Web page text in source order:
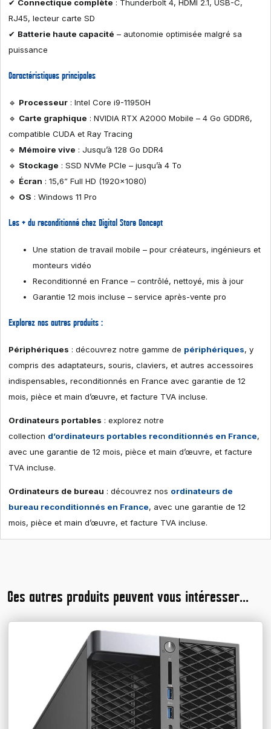
✔ Connectique complète : Thunderbolt 4, HDMI 2.1, USB-C,
RJ45, lecteur carte SD
✔ Batterie haute capacité – autonomie optimisée malgré sa
puissance
Caractéristiques principales
🔹 Processeur : Intel Core i9-11950H
🔹 Carte graphique : NVIDIA RTX A2000 Mobile – 4 Go GDDR6,
compatible CUDA et Ray Tracing
🔹 Mémoire vive : Jusqu’à 128 Go DDR4
🔹 Stockage : SSD NVMe PCIe – jusqu’à 4 To
🔹 Écran : 15,6” Full HD (1920×1080)
🔹 OS : Windows 11 Pro
Les + du reconditionné chez Digital Store Concept
Une station de travail mobile – pour créateurs, ingénieurs et
monteurs vidéo
Reconditionné en France – contrôlé, nettoyé, mis à jour
Garantie 12 mois incluse – service après-vente pro
Explorez nos autres produits :
Périphériques : découvrez notre gamme de périphériques, y
compris des adaptateurs, souris, claviers, et autres accessoires
indispensables, reconditionnés en France avec garantie de 12
mois, pièce et main d’œuvre, et facture TVA incluse.
Ordinateurs portables : explorez notre
collection d’ordinateurs portables reconditionnés en France,
avec une garantie de 12 mois, pièce et main d’œuvre, et facture
TVA incluse.
Ordinateurs de bureau : découvrez nos ordinateurs de
bureau reconditionnés en France, avec une garantie de 12
mois, pièce et main d’œuvre, et facture TVA incluse.
Ces autres produits peuvent vous intéresser...